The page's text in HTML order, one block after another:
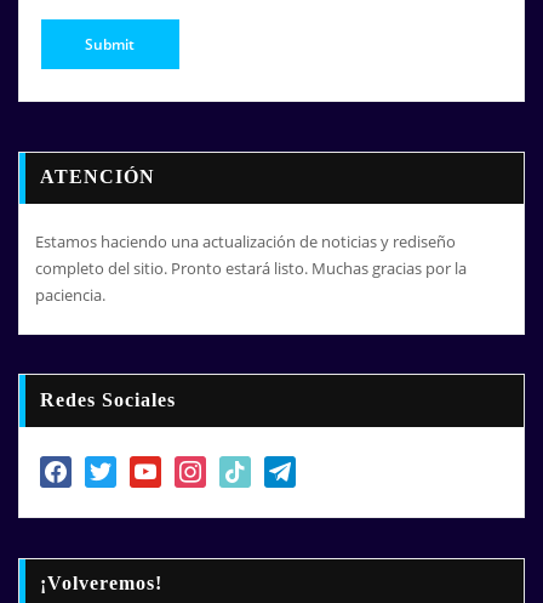
ATENCIÓN
Estamos haciendo una actualización de noticias y rediseño
completo del sitio. Pronto estará listo. Muchas gracias por la
paciencia.
Redes Sociales
facebooktwitter youtubeinstagram
tiktok telegram
¡Volveremos!